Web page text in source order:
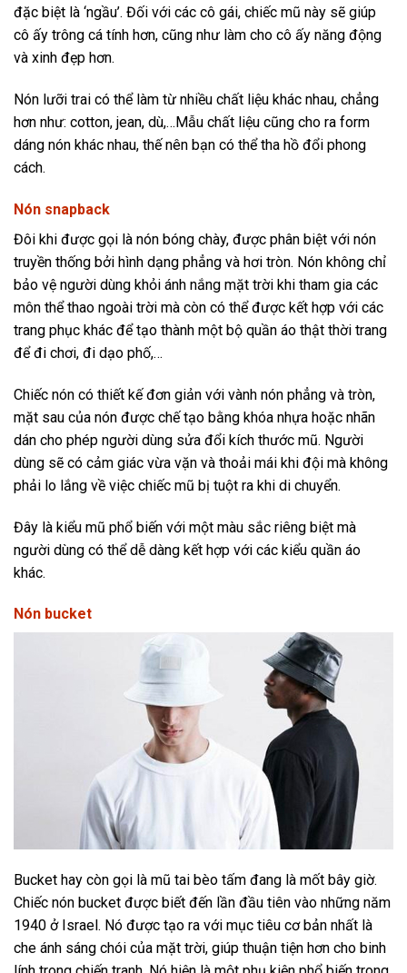
đặc biệt là ‘ngầu’. Đối với các cô gái, chiếc mũ này sẽ giúp
cô ấy trông cá tính hơn, cũng như làm cho cô ấy năng động
và xinh đẹp hơn.
Nón lưỡi trai có thể làm từ nhiều chất liệu khác nhau, chẳng
hơn như: cotton, jean, dù,…Mẫu chất liệu cũng cho ra form
dáng nón khác nhau, thế nên bạn có thể tha hồ đổi phong
cách.
Nón snapback
Đôi khi được gọi là nón bóng chày, được phân biệt với nón
truyền thống bởi hình dạng phẳng và hơi tròn. Nón không chỉ
bảo vệ người dùng khỏi ánh nắng mặt trời khi tham gia các
môn thể thao ngoài trời mà còn có thể được kết hợp với các
trang phục khác để tạo thành một bộ quần áo thật thời trang
để đi chơi, đi dạo phố,…
Chiếc nón có thiết kế đơn giản với vành nón phẳng và tròn,
mặt sau của nón được chế tạo bằng khóa nhựa hoặc nhãn
dán cho phép người dùng sửa đổi kích thước mũ. Người
dùng sẽ có cảm giác vừa vặn và thoải mái khi đội mà không
phải lo lắng về việc chiếc mũ bị tuột ra khi di chuyển.
Đây là kiểu mũ phổ biến với một màu sắc riêng biệt mà
người dùng có thể dễ dàng kết hợp với các kiểu quần áo
khác.
Nón bucket
Bucket hay còn gọi là mũ tai bèo tấm đang là mốt bây giờ.
Chiếc nón bucket được biết đến lần đầu tiên vào những năm
1940 ở Israel. Nó được tạo ra với mục tiêu cơ bản nhất là
che ánh sáng chói của mặt trời, giúp thuận tiện hơn cho binh